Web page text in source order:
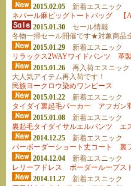
2015.02.05新着エスニック
ネパール麻ビッグトートバッグ
2015.01.30セール情報
冬物一掃セール開催です★対象商品
2015.01.29新着エスニック
リラックス2WAYワイドパンツ
革
2015.01.26再入荷エスニック
大人気アイテム再入荷です！
民族ヨークロウ染めワンピース
2015.01.22新着エスニック
タイダイ裏起毛パーカー
アフガン
2015.01.08新着エスニック
裏起毛タイダイサルエルパンツ
エ
2014.12.25新着エスニック
バーボーダーショート丈コート
裏
2014.12.04新着エスニック
レリーフドレス
ボーダーループス
2014.11.27新着エスニック